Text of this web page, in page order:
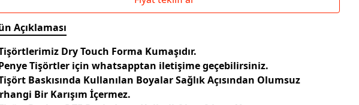
Açıklaması
Dry Touch Forma Kumaşıdır.
Tişörtler için whatsapptan iletişime geçebilirsiniz.
Baskısında Kullanılan Boyalar Sağlık Açısından Olumsuz
Bir Karışım İçermez.